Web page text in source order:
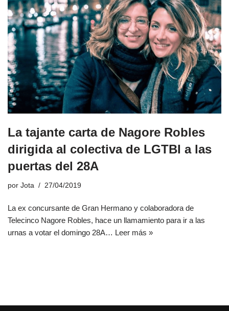
La tajante carta de Nagore Robles
dirigida al colectiva de LGTBI a las
puertas del 28A
por Jota 27/04/2019
La ex concursante de Gran Hermano y colaboradora de
Telecinco Nagore Robles, hace un llamamiento para ir a las
urnas a votar el domingo 28A… Leer más »